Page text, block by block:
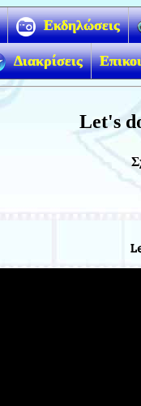
Εκδηλώσεις
Διακρίσεις
Let's